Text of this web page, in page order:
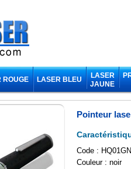
ROUGE LASER BLEU
LASER
JAUNE
Pointeur
Code :
Couleur : noir